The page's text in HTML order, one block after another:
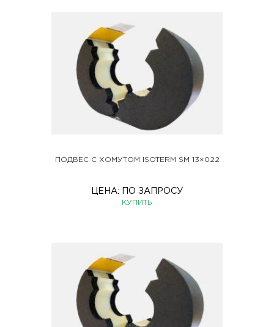
ПОДВЕС С ХОМУТОМ ISOTERM SM 13×022
ЦЕНА: ПО ЗАПРОСУ
КУПИТЬ